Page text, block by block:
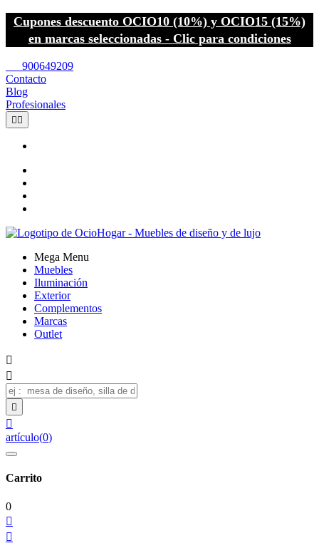
Cupones descuento OCIO10 (10%) y OCIO15 (15%)
en marcas seleccionadas - Clic para condiciones
900649209
Contacto
Blog
Profesionales
 
Mega Menu
Muebles
Iluminación
Exterior
Complementos
Marcas
Outlet




artículo(0)
Carrito
0

